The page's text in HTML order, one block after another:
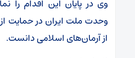
وی در پایان این اقدام را
وحدت ملت ایران در حمایت
از آرمان‌های اسلامی دانست.